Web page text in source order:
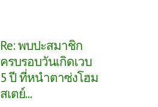
Re: พบปะสมาชิก
ครบรอบวันเกิดเวบ
5 ปี ที่หนำตาซ่งโฮม
สเตย์...